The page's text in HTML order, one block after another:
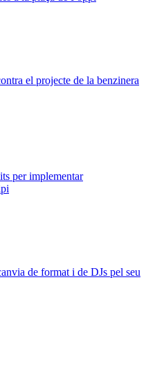
el projecte de la benzinera
per implementar
de format i de DJs pel seu